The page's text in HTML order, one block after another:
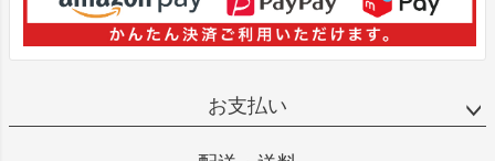
お支払い